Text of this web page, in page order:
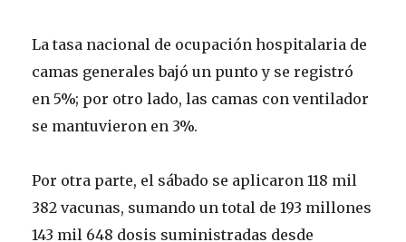
La tasa nacional de ocupación hospitalaria de
camas generales bajó un punto y se registró
en 5%; por otro lado, las camas con ventilador
se mantuvieron en 3%.
Por otra parte, el sábado se aplicaron 118 mil
382 vacunas, sumando un total de 193 millones
143 mil 648 dosis suministradas desde